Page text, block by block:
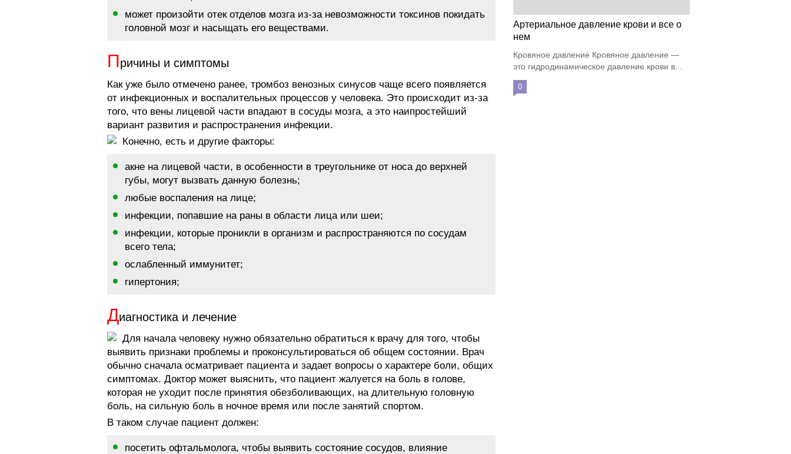
может произойти отек отделов мозга из-за невозможности токсинов покидать
головной мозг и насыщать его веществами.
Причины и симптомы
Как уже было отмечено ранее, тромбоз венозных синусов чаще всего появляется
от инфекционных и воспалительных процессов у человека. Это происходит из-за
того, что вены лицевой части впадают в сосуды мозга, а это наипростейший
вариант развития и распространения инфекции.
Конечно, есть и другие факторы:
акне на лицевой части, в особенности в треугольнике от носа до верхней
губы, могут вызвать данную болезнь;
любые воспаления на лице;
инфекции, попавшие на раны в области лица или шеи;
инфекции, которые проникли в организм и распространяются по сосудам
всего тела;
ослабленный иммунитет;
гипертония;
Диагностика и лечение
Для начала человеку нужно обязательно обратиться к врачу для того, чтобы
выявить признаки проблемы и проконсультироваться об общем состоянии. Врач
обычно сначала осматривает пациента и задает вопросы о характере боли, общих
симптомах. Доктор может выяснить, что пациент жалуется на боль в голове,
которая не уходит после принятия обезболивающих, на длительную головную
боль, на сильную боль в ночное время или после занятий спортом.
В таком случае пациент должен:
посетить офтальмолога, чтобы выявить состояние сосудов, влияние
Артериальное давление крови и все о
нем
Кровяное давление Кровяное давление —
это гидродинамическое давление крови в...
0